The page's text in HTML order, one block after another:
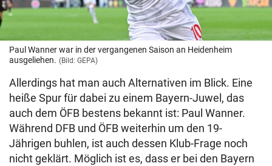
Paul Wanner war in der vergangenen Saison an Heidenheim
ausgeliehen. (Bild: GEPA)
Allerdings hat man auch Alternativen im Blick. Eine
heiße Spur für dabei zu einem Bayern-Juwel, das
auch dem ÖFB bestens bekannt ist: Paul Wanner.
Während DFB und ÖFB weiterhin um den 19-
Jährigen buhlen, ist auch dessen Klub-Frage noch
nicht geklärt. Möglich ist es, dass er bei den Bayern